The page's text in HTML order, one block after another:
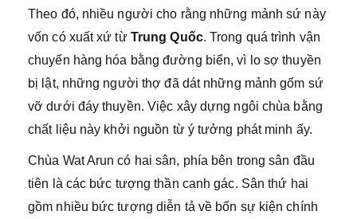
Theo đó, nhiều người cho rằng những mảnh sứ này
vốn có xuất xứ từ Trung Quốc. Trong quá trình vận
chuyển hàng hóa bằng đường biển, vì lo sợ thuyền
bị lật, những người thợ đã dát những mảnh gốm sứ
vỡ dưới đáy thuyền. Việc xây dựng ngôi chùa bằng
chất liệu này khởi nguồn từ ý tưởng phát minh ấy.
Chùa Wat Arun có hai sân, phía bên trong sân đầu
tiên là các bức tượng thần canh gác. Sân thứ hai
gồm nhiều bức tượng diễn tả về bốn sự kiện chính